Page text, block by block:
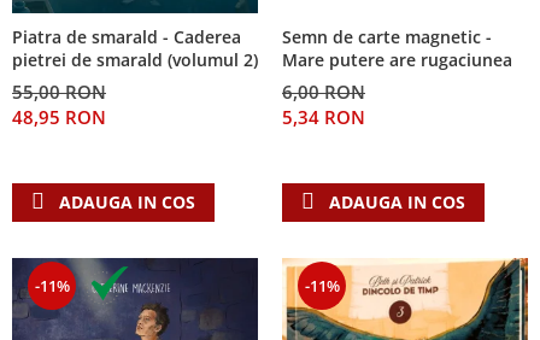
Piatra de smarald - Caderea
pietrei de smarald (volumul 2)
55,00 RON
48,95 RON
ADAUGA IN COS
Semn de carte magnetic -
Mare putere are rugaciunea
6,00 RON
5,34 RON
ADAUGA IN COS
-11% -11%